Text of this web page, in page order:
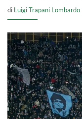
di Luigi Trapani Lombardo